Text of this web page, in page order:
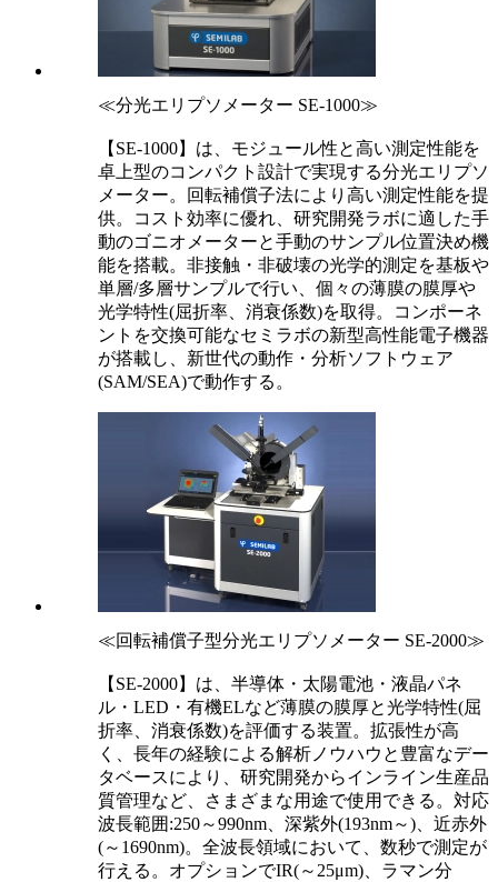
≪分光エリプソメーター SE-1000≫
【SE-1000】は、モジュール性と高い測定性能を
卓上型のコンパクト設計で実現する分光エリプソ
メーター。回転補償子法により高い測定性能を提
供。コスト効率に優れ、研究開発ラボに適した手
動のゴニオメーターと手動のサンプル位置決め機
能を搭載。非接触・非破壊の光学的測定を基板や
単層/多層サンプルで行い、個々の薄膜の膜厚や
光学特性(屈折率、消衰係数)を取得。コンポーネ
ントを交換可能なセミラボの新型高性能電子機器
が搭載し、新世代の動作・分析ソフトウェア
(SAM/SEA)で動作する。
≪回転補償子型分光エリプソメーター SE-2000≫
【SE-2000】は、半導体・太陽電池・液晶パネ
ル・LED・有機ELなど薄膜の膜厚と光学特性(屈
折率、消衰係数)を評価する装置。拡張性が高
く、長年の経験による解析ノウハウと豊富なデー
タベースにより、研究開発からインライン生産品
質管理など、さまざまな用途で使用できる。対応
波長範囲:250～990nm、深紫外(193nm～)、近赤外
(～1690nm)。全波長領域において、数秒で測定が
行える。オプションでIR(～25μm)、ラマン分